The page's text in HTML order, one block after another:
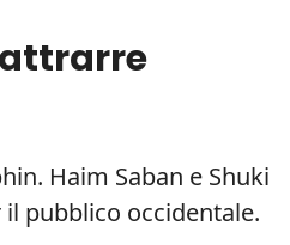
Haim Saban e Shuki
pubblico occidentale.